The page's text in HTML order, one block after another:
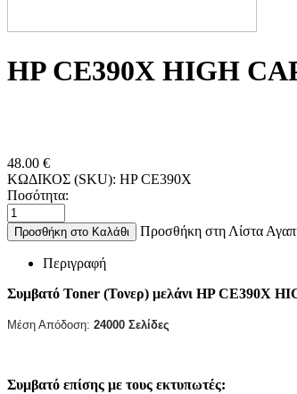
HP CE390X HIGH
48.00 €
ΚΩΔΙΚΟΣ (SKU): HP CE390X
Ποσότητα:
Προσθήκη στο Καλάθι Προσθήκη στη Λίστα
Περιγραφή
Συμβατό Toner (Τονερ) μελάνι HP
Μέση Απόδοση: 24000 Σελίδες
Συμβατό επίσης με τους εκτυπωτές: